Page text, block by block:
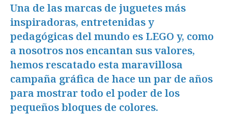
Una de las marcas de juguetes más
inspiradoras, entretenidas y
pedagógicas del mundo es LEGO y, como
a nosotros nos encantan sus valores,
hemos rescatado esta maravillosa
campaña gráfica de hace un par de años
para mostrar todo el poder de los
pequeños bloques de colores.